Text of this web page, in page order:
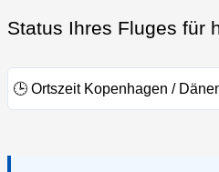
Status Ihres Fluges für
🕒 Ortszeit Kopenhagen /